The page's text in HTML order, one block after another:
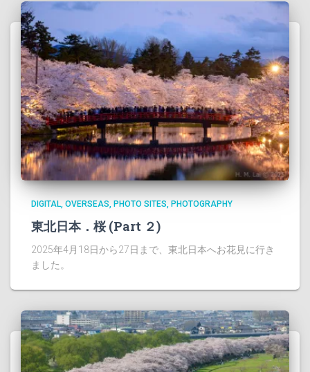
DIGITAL OVERSEAS PHOTO SITES PHOTOGRAPHY
東北日本．桜 (Part ２)
2025年4月18日から27日まで、東北日本へお花見に行き
ました。